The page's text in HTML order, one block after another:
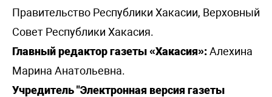
Правительство Республики Хакасии, Верховный
Совет Республики Хакасия.
Главный редактор газеты «Хакасия»:Алехина
Марина Анатольевна.
Учредитель "Электронная версия газеты